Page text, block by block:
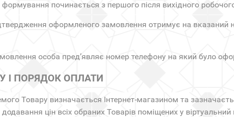
починається з першого після вихідного
оформленого замовлення отримує на вказаний
особа пред’являє номер телефону на який було
І ПОРЯДОК ОПЛАТИ
Товару визначається Інтернет-магазином та
цін всіх обраних Товарів поміщених у